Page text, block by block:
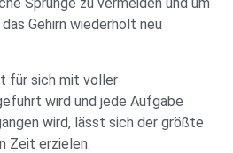
Sprünge zu vermeiden und um
Gehirn wiederholt neu
für sich mit voller
wird und jede Aufgabe
wird, lässt sich der größte
Zeit erzielen.